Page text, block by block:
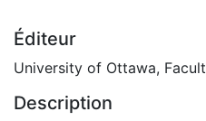
Éditeur
University of Ottawa,
Description